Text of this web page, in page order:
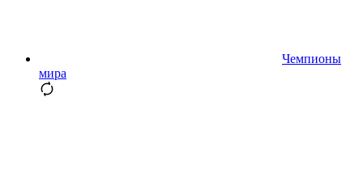
Чемпионы
мира